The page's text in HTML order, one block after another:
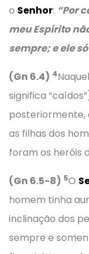
o Senhor: “Por
meu Espírito
sempre; e ele
(Gn 6.4) 4
significa
posteriormente,
as filhas dos
foram os heróis
(Gn 6.5-8) 5O
homem tinha
inclinação dos
sempre e